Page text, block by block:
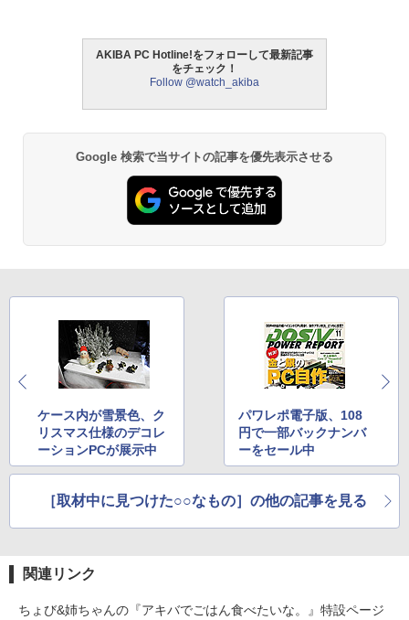
AKIBA PC Hotline!をフォローして最新記事
をチェック！
Follow @watch_akiba
Google 検索で当サイトの記事を優先表示させる
ケース内が雪景色、ク
リスマス仕様のデコレ
ーションPCが展示中
パワレポ電子版、108
円で一部バックナンバ
ーをセール中
［取材中に見つけた○○なもの］の他の記事を見る
関連リンク
ちょび&姉ちゃんの『アキバでごはん食べたいな。』特設ページ